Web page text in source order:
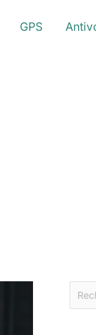
GPS